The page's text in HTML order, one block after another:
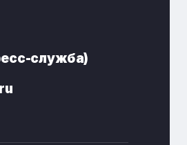
служба)